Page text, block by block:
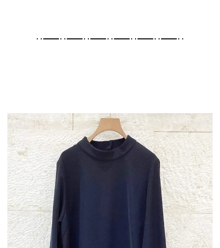
･･━━･･━━･･━━･･━━･･━━･･━━･･